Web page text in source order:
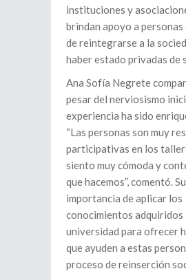
instituciones y
brindan apoyo a personas
de reintegrarse a la
haber estado privadas de
Ana Sofía Negrete
pesar del nerviosismo
experiencia ha sido
“Las personas son muy
participativas en los
siento muy cómoda y
que hacemos”, comentó.
importancia de aplicar los
conocimientos adquiridos
universidad para ofrecer
que ayuden a estas
proceso de reinserción